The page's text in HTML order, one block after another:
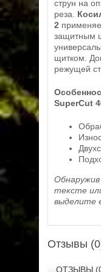
струн на
реза.
2
защитным
щитком.
режущей
SuperCut
тексте
выделите
Отзывы
ОТЗЫВЫ